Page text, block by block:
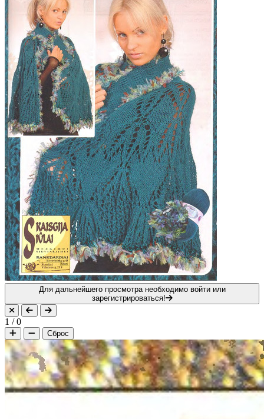
Для дальнейшего просмотра необходимо войти или
зарегистрироваться!
1 /0
Сброс